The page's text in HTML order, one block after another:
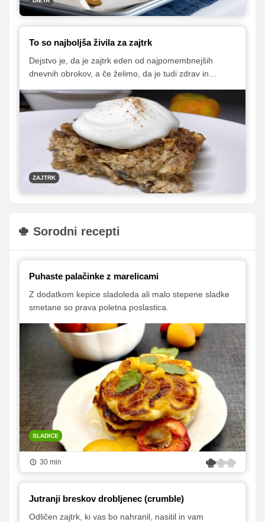
To so najboljša živila za zajtrk
Dejstvo je, da je zajtrk eden od najpomembnejših
dnevnih obrokov, a če želimo, da je tudi zdrav in
Predstavljamo vam živila, ki so po mnenju prehranskih
strokovnjakov najboljša izbira pri pripravi prvega
dnevnega obroka.
ZAJTRK
Sorodni recepti
Puhaste palačinke z marelicami
Z dodatkom kepice sladoleda ali malo stepene sladke
smetane so prava poletna poslastica.
SLADICE
30 min
Jutranji breskov drobljenec (crumble)
Odličen zajtrk, ki vas bo nahranil, nasitil in vam